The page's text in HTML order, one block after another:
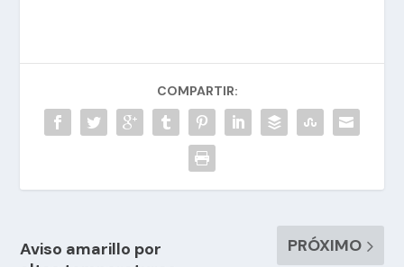
COMPARTIR:
Aviso amarillo por
PRÓXIMO